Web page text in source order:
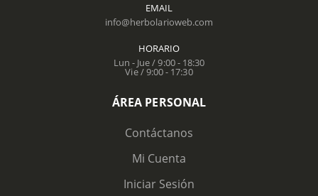
EMAIL
info@herbolarioweb.com
HORARIO
Lun - Jue / 9:00 - 18:30
Vie / 9:00 - 17:30
ÁREA PERSONAL
Contáctanos
Mi Cuenta
Iniciar Sesión